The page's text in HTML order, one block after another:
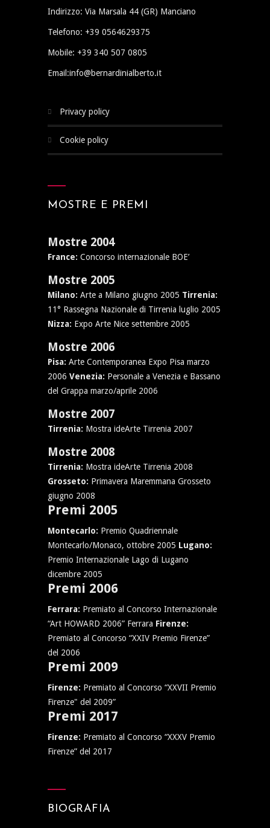
Indirizzo: Via Marsala 44 (GR) Manciano
Telefono: +39 0564629375
Mobile: +39 340 507 0805
Email:info@bernardinialberto.it
privacy policy
cookie policy
MOSTRE E PREMI
Mostre 2004
France: Concorso internazionale BOE’
Mostre 2005
Milano: Arte a Milano giugno 2005 Tirrenia:
11° Rassegna Nazionale di Tirrenia luglio 2005
Nizza: Expo Arte Nice settembre 2005
Mostre 2006
Pisa: Arte Contemporanea Expo Pisa marzo
2006 Venezia: Personale a Venezia e Bassano
del Grappa marzo/aprile 2006
Mostre 2007
Tirrenia: Mostra ideArte Tirrenia 2007
Mostre 2008
Tirrenia: Mostra ideArte Tirrenia 2008
Grosseto: Primavera Maremmana Grosseto
giugno 2008
Premi 2005
Montecarlo: Premio Quadriennale
Montecarlo/Monaco, ottobre 2005 Lugano:
Premio Internazionale Lago di Lugano
dicembre 2005
Premi 2006
Ferrara: Premiato al Concorso Internazionale
“Art HOWARD 2006” Ferrara Firenze:
Premiato al Concorso “XXIV Premio Firenze”
del 2006
Premi 2009
Firenze: Premiato al Concorso “XXVII Premio
Firenze" del 2009”
Premi 2017
Firenze: Premiato al Concorso “XXXV Premio
Firenze” del 2017
BIOGRAFIA